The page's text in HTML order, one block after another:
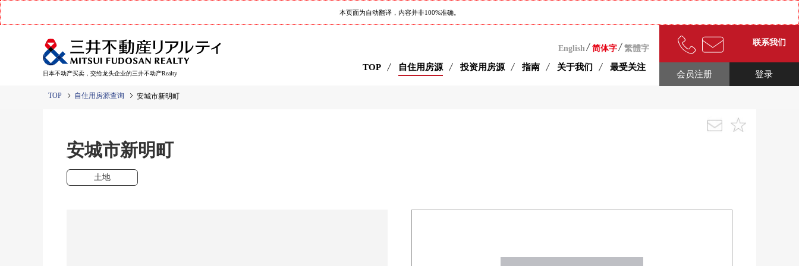
本页面为自动翻译，内容并非100%准确。
日本不动产买卖，交给龙头企业的三井不动产Realty
English 简体字 繁體字
TOP 自住用房源 投资用房源 指南 关于我们 最受关注
联系我们
登录
会员注册
TOP 自住用房源查询 安城市新明町
安城市新明町
土地